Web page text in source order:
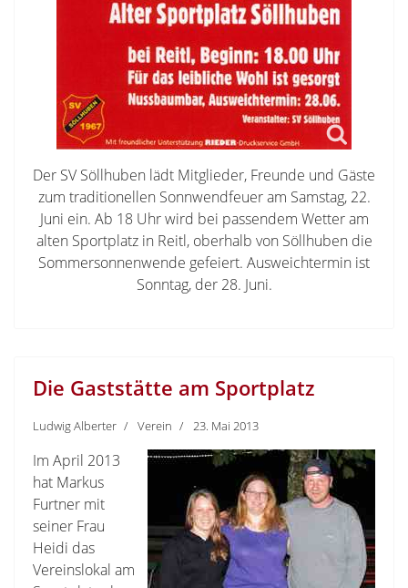
Der SV Söllhuben lädt Mitglieder, Freunde und Gäste
zum traditionellen Sonnwendfeuer am Samstag, 22.
Juni ein. Ab 18 Uhr wird bei passendem Wetter am
alten Sportplatz in Reitl, oberhalb von Söllhuben die
Sommersonnenwende gefeiert. Ausweichtermin ist
Sonntag, der 28. Juni.
Die Gaststätte am Sportplatz
Ludwig Alberter Verein 23. Mai 2013
Im April 2013
hat Markus
Furtner mit
seiner Frau
Heidi das
Vereinslokal am